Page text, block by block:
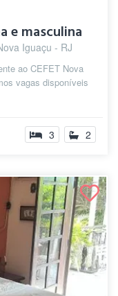
e masculina
Iguaçu - RJ
ao CEFET Nova
vagas disponíveis
3 2